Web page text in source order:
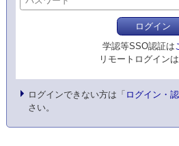
ログイン
学認等SSO認証は
リモートログインは
ログインできない方は「 ログイン・
さい。